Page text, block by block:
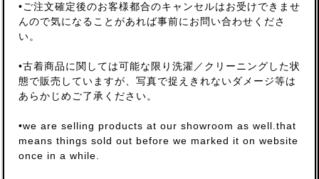
•ご注文確定後のお客様都合のキャンセルはお受けできませ
んので気になることがあれば事前にお問い合わせくださ
い。
•古着商品に関しては可能な限り洗濯／クリーニングした状
態で販売していますが、写真で捉えきれないダメージ等は
あらかじめご了承ください。
•we are selling products at our showroom as well.that
means things sold out before we marked it on website
once in a while.